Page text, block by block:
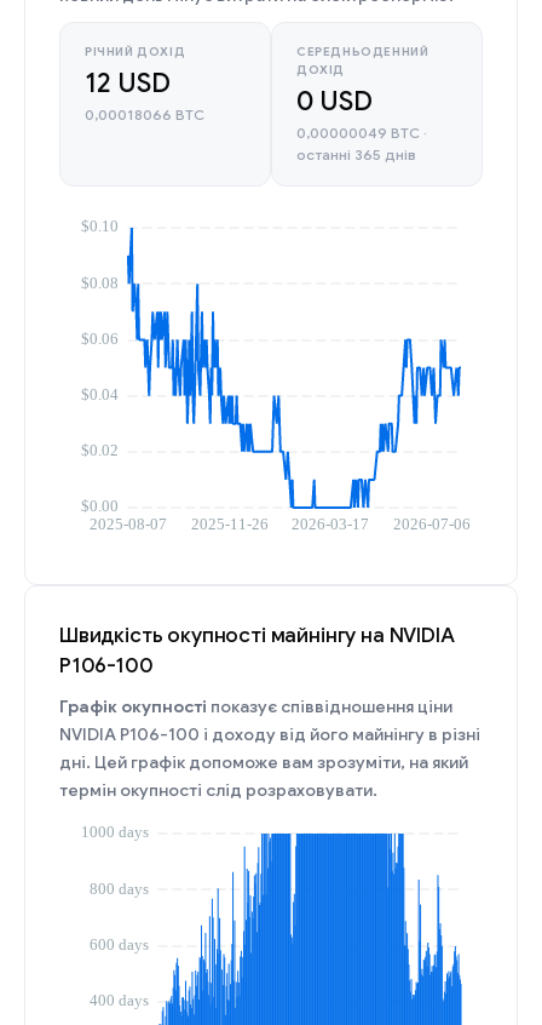
РІЧНИЙ ДОХІД
12 USD
0,00018066 BTC
СЕРЕДНЬОДЕННИЙ
ДОХІД
0 USD
0,00000049 BTC ·
останні 365 днів
Швидкість окупності майнінгу на NVIDIA
P106-100
Графік окупності показує співвідношення ціни
NVIDIA P106-100 і доходу від його майнінгу в різні
дні. Цей графік допоможе вам зрозуміти, на який
термін окупності слід розраховувати.